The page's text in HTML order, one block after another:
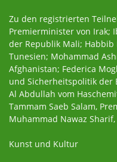
Zu den registrierten
Premierminister von Irak;
der Republik Mali; Habbib
Tunesien; Mohammad
Afghanistan; Federica
und Sicherheitspolitik der
Al Abdullah vom
Tammam Saeb Salam,
Muhammad Nawaz
Kunst und Kultur